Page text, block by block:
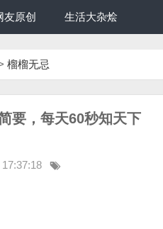
友原创 生活大杂烩
榴榴无忌
要，每天60秒知天下